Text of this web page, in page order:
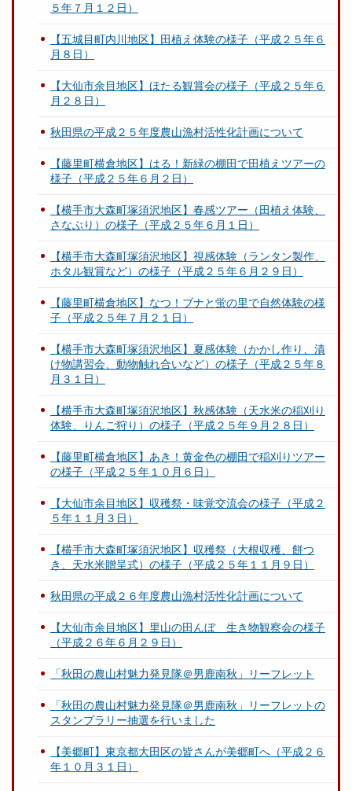
５年７月１２日）
【五城目町内川地区】田植え体験の様子（平成２５年６
月８日）
【大仙市余目地区】ほたる観賞会の様子（平成２５年６
月２８日）
秋田県の平成２５年度農山漁村活性化計画について
【藤里町横倉地区】はる！新緑の棚田で田植えツアーの
様子（平成２５年６月２日）
【横手市大森町塚須沢地区】春感ツアー（田植え体験、
さなぶり）の様子（平成２５年６月１日）
【横手市大森町塚須沢地区】視感体験（ランタン製作、
ホタル観賞など）の様子（平成２５年６月２９日）
【藤里町横倉地区】なつ！ブナと蛍の里で自然体験の様
子（平成２５年７月２１日）
【横手市大森町塚須沢地区】夏感体験（かかし作り、漬
け物講習会、動物触れ合いなど）の様子（平成２５年８
月３１日）
【横手市大森町塚須沢地区】秋感体験（天水米の稲刈り
体験、りんご狩り）の様子（平成２５年９月２８日）
【藤里町横倉地区】あき！黄金色の棚田で稲刈りツアー
の様子（平成２５年１０月６日）
【大仙市余目地区】収穫祭・味覚交流会の様子（平成２
５年１１月３日）
【横手市大森町塚須沢地区】収穫祭（大根収穫、餅つ
き、天水米贈呈式）の様子（平成２５年１１月９日）
秋田県の平成２６年度農山漁村活性化計画について
【大仙市余目地区】里山の田んぼ 生き物観察会の様子
（平成２６年６月２９日）
「秋田の農山村魅力発見隊＠男鹿南秋」リーフレット
「秋田の農山村魅力発見隊＠男鹿南秋」リーフレットの
スタンプラリー抽選を行いました
【美郷町】東京都大田区の皆さんが美郷町へ（平成２６
年１０月３１日）